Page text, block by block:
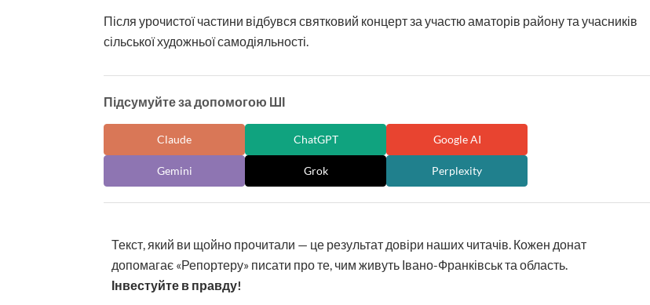
Після урочистої частини відбувся святковий концерт за участю аматорів району та учасників
сільської художньої самодіяльності.
Підсумуйте за допомогою ШІ
Claude ChatGPT Google AI
Gemini Grok Perplexity
Текст, який ви щойно прочитали — це результат довіри наших читачів. Кожен донат
допомагає «Репортеру» писати про те, чим живуть Івано-Франківськ та область.
Інвестуйте в правду!